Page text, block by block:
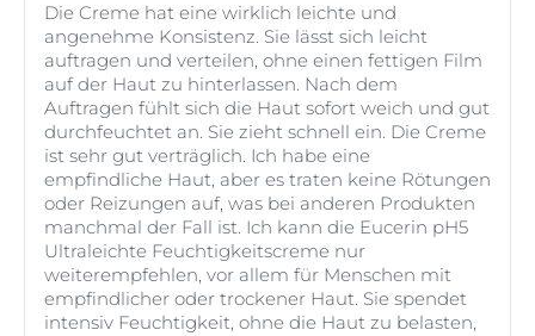
Die Creme hat eine wirklich leichte und
angenehme Konsistenz. Sie lässt sich leicht
auftragen und verteilen, ohne einen fettigen Film
auf der Haut zu hinterlassen. Nach dem
Auftragen fühlt sich die Haut sofort weich und gut
durchfeuchtet an. Sie zieht schnell ein. Die Creme
ist sehr gut verträglich. Ich habe eine
empfindliche Haut, aber es traten keine Rötungen
oder Reizungen auf, was bei anderen Produkten
manchmal der Fall ist. Ich kann die Eucerin pH5
Ultraleichte Feuchtigkeitscreme nur
weiterempfehlen, vor allem für Menschen mit
empfindlicher oder trockener Haut. Sie spendet
intensiv Feuchtigkeit, ohne die Haut zu belasten,